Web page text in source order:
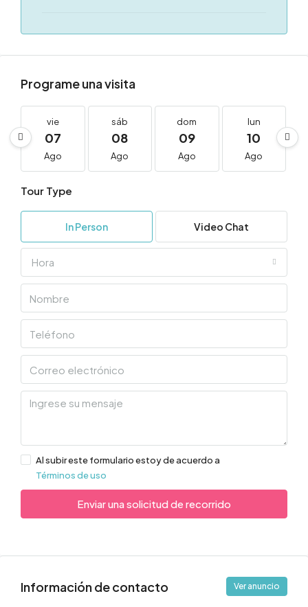
Programe una visita
vie
07
Ago
sáb
08
Ago
dom
09
Ago
lun
10
Ago
Tour Type
In Person Video Chat
Hora
Al subir este formulario estoy de acuerdo a
Términos de uso
Enviar una solicitud de recorrido
Información de contacto Ver anuncio